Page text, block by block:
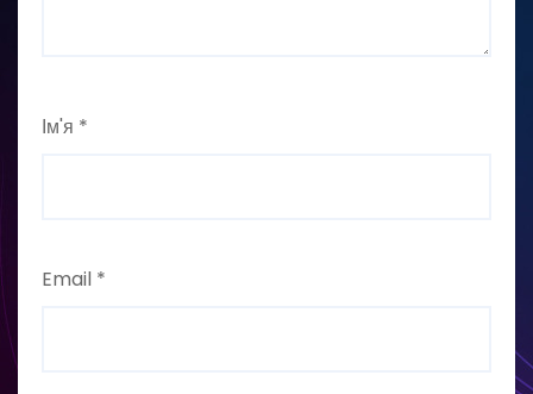
Ім'я *
Email *